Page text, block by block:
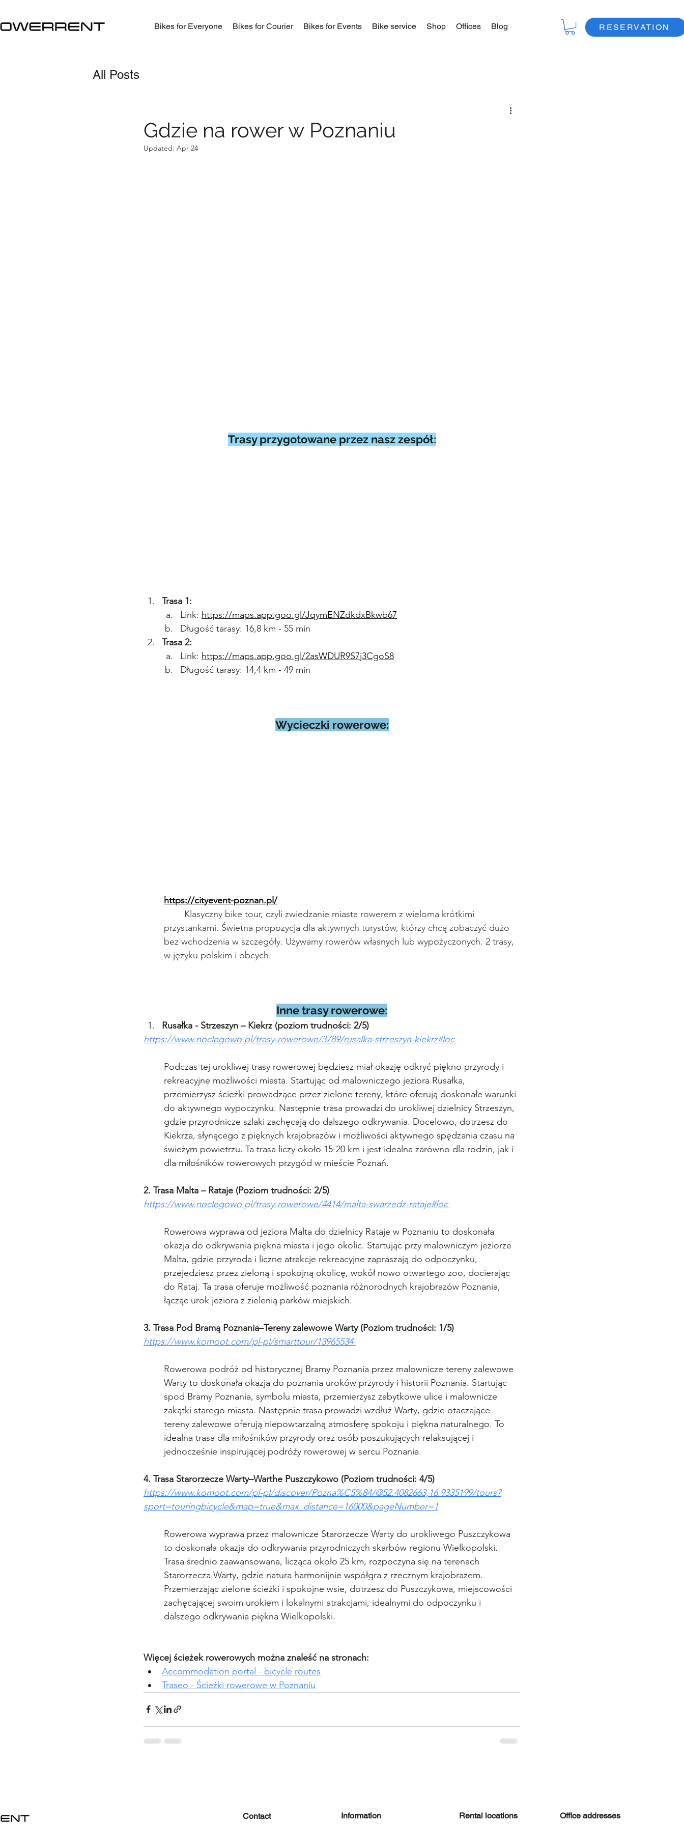
Bikes for Everyone Bikes for Courier Bikes for Events Bike service Shop Offices Blog RESERVATION
All Posts
Gdzie na rower w Poznaniu
Updated: Apr 24
Trasy przygotowane przez nasz zespół:
Trasa 1:
Link: https://maps.app.goo.gl/JqymENZdkdxBkwb67
Długość tarasy: 16,8 km - 55 min
Trasa 2:
Link: https://maps.app.goo.gl/2asWDUR9S7j3CgoS8
Długość tarasy: 14,4 km - 49 min
Wycieczki rowerowe:
https://cityevent-poznan.pl/
Klasyczny bike tour, czyli zwiedzanie miasta rowerem z wieloma krótkimi
przystankami. Świetna propozycja dla aktywnych turystów, którzy chcą zobaczyć dużo
bez wchodzenia w szczegóły. Używamy rowerów własnych lub wypożyczonych. 2 trasy,
w języku polskim i obcych.
Inne trasy rowerowe:
Rusałka - Strzeszyn – Kiekrz (poziom trudności: 2/5)
https://www.noclegowo.pl/trasy-rowerowe/3789/rusalka-strzeszyn-kiekrz#loc
Podczas tej urokliwej trasy rowerowej będziesz miał okazję odkryć piękno przyrody i
rekreacyjne możliwości miasta. Startując od malowniczego jeziora Rusałka,
przemierzysz ścieżki prowadzące przez zielone tereny, które oferują doskonałe warunki
do aktywnego wypoczynku. Następnie trasa prowadzi do urokliwej dzielnicy Strzeszyn,
gdzie przyrodnicze szlaki zachęcają do dalszego odkrywania. Docelowo, dotrzesz do
Kiekrza, słynącego z pięknych krajobrazów i możliwości aktywnego spędzania czasu na
świeżym powietrzu. Ta trasa liczy około 15-20 km i jest idealna zarówno dla rodzin, jak i
dla miłośników rowerowych przygód w mieście Poznań.
2. Trasa Malta – Rataje (Poziom trudności: 2/5)
https://www.noclegowo.pl/trasy-rowerowe/4414/malta-swarzedz-rataje#loc
Rowerowa wyprawa od jeziora Malta do dzielnicy Rataje w Poznaniu to doskonała
okazja do odkrywania piękna miasta i jego okolic. Startując przy malowniczym jeziorze
Malta, gdzie przyroda i liczne atrakcje rekreacyjne zapraszają do odpoczynku,
przejedziesz przez zieloną i spokojną okolicę, wokół nowo otwartego zoo, docierając
do Rataj. Ta trasa oferuje możliwość poznania różnorodnych krajobrazów Poznania,
łącząc urok jeziora z zielenią parków miejskich.
3. Trasa Pod Bramą Poznania–Tereny zalewowe Warty (Poziom trudności: 1/5)
https://www.komoot.com/pl-pl/smarttour/13965534
Rowerowa podróż od historycznej Bramy Poznania przez malownicze tereny zalewowe
Warty to doskonała okazja do poznania uroków przyrody i historii Poznania. Startując
spod Bramy Poznania, symbolu miasta, przemierzysz zabytkowe ulice i malownicze
zakątki starego miasta. Następnie trasa prowadzi wzdłuż Warty, gdzie otaczające
tereny zalewowe oferują niepowtarzalną atmosferę spokoju i piękna naturalnego. To
idealna trasa dla miłośników przyrody oraz osób poszukujących relaksującej i
jednocześnie inspirującej podróży rowerowej w sercu Poznania.
4. Trasa Starorzecze Warty–Warthe Puszczykowo (Poziom trudności: 4/5)
https://www.komoot.com/pl-pl/discover/Pozna%C5%84/@52.4082663,16.9335199/tours?
sport=touringbicycle&map=true&max_distance=16000&pageNumber=1
Rowerowa wyprawa przez malownicze Starorzecze Warty do urokliwego Puszczykowa
to doskonała okazja do odkrywania przyrodniczych skarbów regionu Wielkopolski.
Trasa średnio zaawansowana, licząca około 25 km, rozpoczyna się na terenach
Starorzecza Warty, gdzie natura harmonijnie współgra z rzecznym krajobrazem.
Przemierzając zielone ścieżki i spokojne wsie, dotrzesz do Puszczykowa, miejscowości
zachęcającej swoim urokiem i lokalnymi atrakcjami, idealnymi do odpoczynku i
dalszego odkrywania piękna Wielkopolski.
Więcej ścieżek rowerowych można znaleść na stronach:
Accommodation portal - bicycle routes
Traseo - Ścieżki rowerowe w Poznaniu
Contact Information Rental locations Office addresses